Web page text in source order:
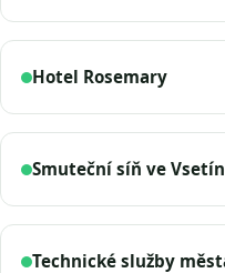
Hotel Rosemary
Smuteční síň ve
Technické služby